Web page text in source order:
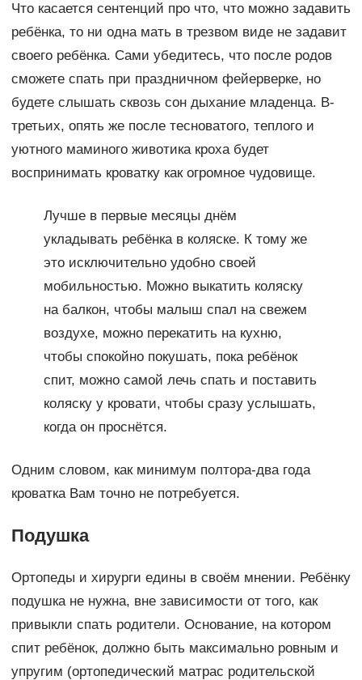
Что касается сентенций про что, что можно задавить
ребёнка, то ни одна мать в трезвом виде не задавит
своего ребёнка. Сами убедитесь, что после родов
сможете спать при праздничном фейерверке, но
будете слышать сквозь сон дыхание младенца. В-
третьих, опять же после тесноватого, теплого и
уютного маминого животика кроха будет
воспринимать кроватку как огромное чудовище.
Лучше в первые месяцы днём
укладывать ребёнка в коляске. К тому же
это исключительно удобно своей
мобильностью. Можно выкатить коляску
на балкон, чтобы малыш спал на свежем
воздухе, можно перекатить на кухню,
чтобы спокойно покушать, пока ребёнок
спит, можно самой лечь спать и поставить
коляску у кровати, чтобы сразу услышать,
когда он проснётся.
Одним словом, как минимум полтора-два года
кроватка Вам точно не потребуется.
Подушка
Ортопеды и хирурги едины в своём мнении. Ребёнку
подушка не нужна, вне зависимости от того, как
привыкли спать родители. Основание, на котором
спит ребёнок, должно быть максимально ровным и
упругим (ортопедический матрас родительской